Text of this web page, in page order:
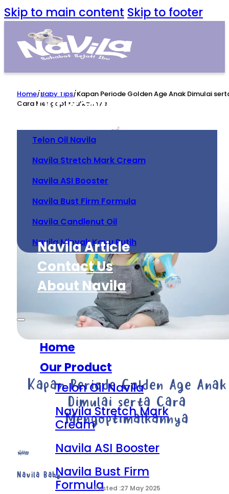
Skip to main content Skip to footer
Home
Our Product
Telon Oil Navila
Navila Stretch Mark Cream
Navila ASI Booster
Navila Bust Firm Formula
Navila Candlenut Oil
Navila Minyak Kayu Putih
Navila Article
Contact Us
About Navila
Home
Our Product
Telon Oil Navila
Navila Stretch Mark
Cream
Navila ASI Booster
Navila Bust Firm
Formula
Home/Baby Tips/Kapan Periode Golden Age Anak Dimulai
Cara Mengoptimalkannya
Kapan Periode Golden Age Anak
Dimulai serta Cara
Mengoptimalkannya
Navila Baby
27 May 2025